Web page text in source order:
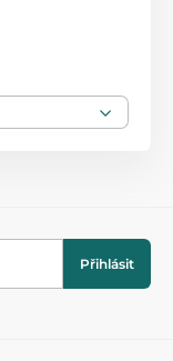
47,5
Přihlásit